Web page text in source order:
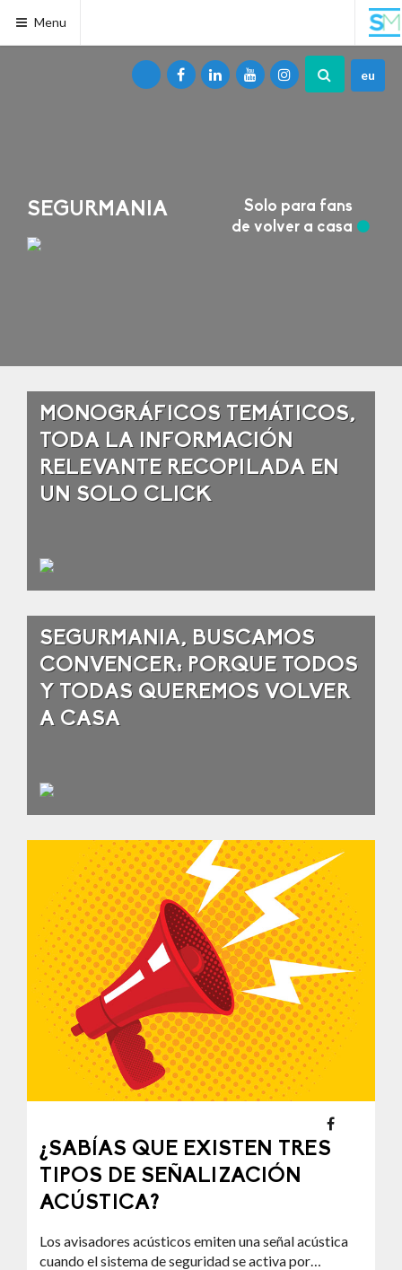
Menu
SEGURMANIA
Solo para fans
de volver a casa
eu
MONOGRÁFICOS TEMÁTICOS,
TODA LA INFORMACIÓN
RELEVANTE RECOPILADA EN
UN SOLO CLICK
SEGURMANIA, BUSCAMOS
CONVENCER: PORQUE TODOS
Y TODAS QUEREMOS VOLVER
A CASA
¿SABÍAS QUE EXISTEN TRES
TIPOS DE SEÑALIZACIÓN
ACÚSTICA?
Los avisadores acústicos emiten una señal acústica
cuando el sistema de seguridad se activa por…